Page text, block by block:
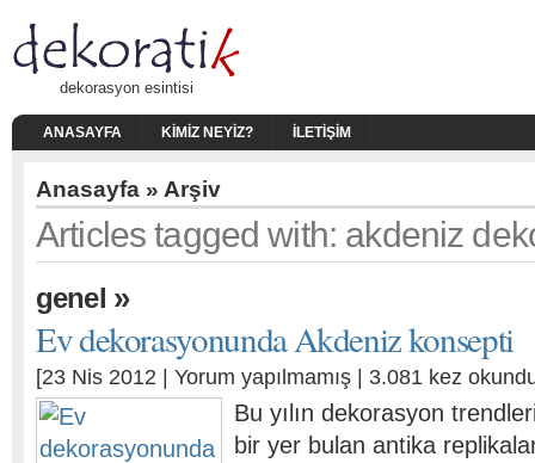
dekorasyon esintisi
ANASAYFA KIMIZ NEYIZ? İLETIŞIM
Anasayfa » Arşiv
Articles tagged with: akdeniz
genel »
Ev dekorasyonunda Akdeniz konsepti
[23 Nis 2012 | Yorum yapılmamış | 3.081 kez
Bu yılın dekorasyon
bir yer bulan antika